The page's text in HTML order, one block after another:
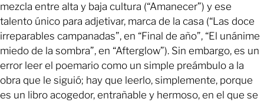
mezcla entre alta y baja cultura (“Amanecer”) y ese
talento único para adjetivar, marca de la casa (“Las doce
irreparables campanadas”, en “Final de año”, “El unánime
miedo de la sombra”, en “Afterglow”). Sin embargo, es un
error leer el poemario como un simple preámbulo a la
obra que le siguió; hay que leerlo, simplemente, porque
es un libro acogedor, entrañable y hermoso, en el que se